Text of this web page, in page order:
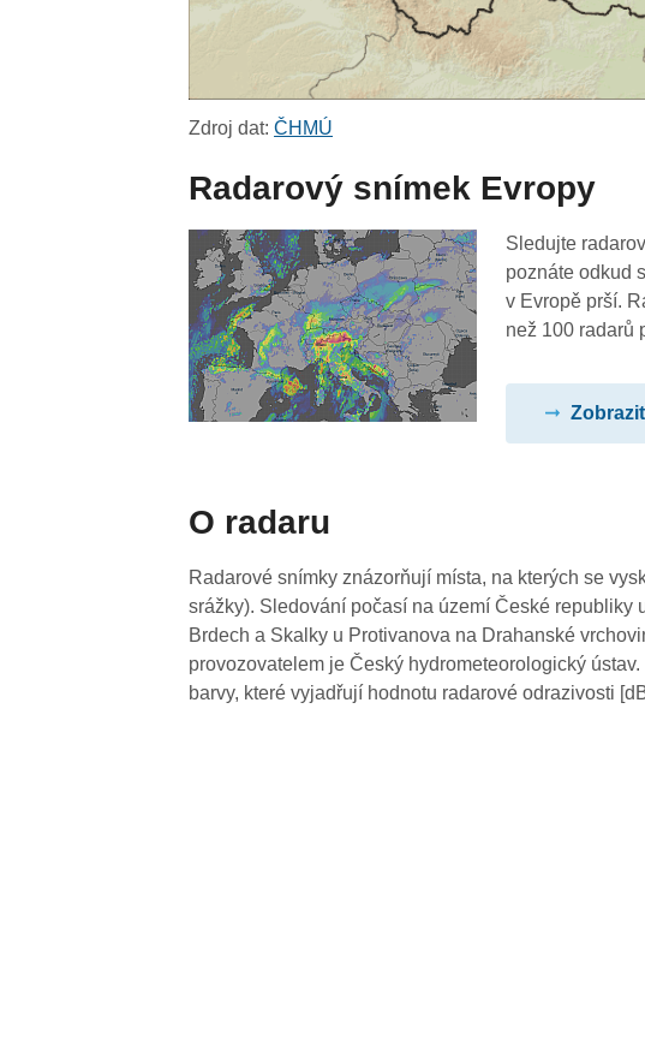
Zdroj dat:ČHMÚ
Radarový snímek Evropy
Sledujte
poznáte odkud
v Evropě prší.
než 100 radarů
O radaru
Radarové snímky znázorňují místa, na kterých se
srážky). Sledování počasí na území České republiky
Brdech a Skalky u Protivanova na Drahanské
provozovatelem je Český hydrometeorologický
barvy, které vyjadřují hodnotu radarové odrazivosti